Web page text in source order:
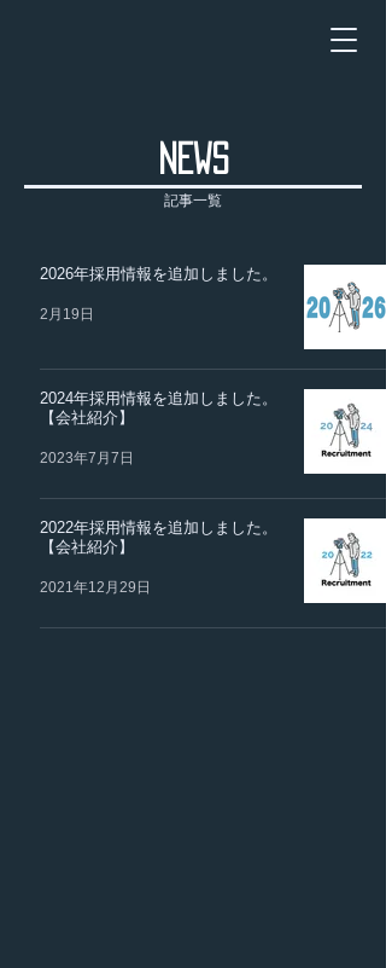
NEWS
記事一覧
2026年採用情報を追加しました。
2月19日
2024年採用情報を追加しました。
【会社紹介】
2023年7月7日
2022年採用情報を追加しました。
【会社紹介】
2021年12月29日